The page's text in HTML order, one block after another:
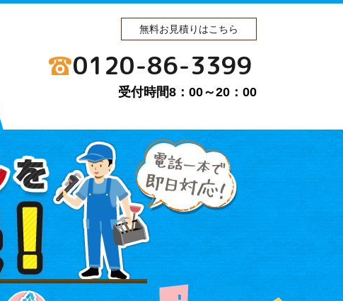
無料お見積りはこちら
0120-86-3399
受付時間8：00～20：00